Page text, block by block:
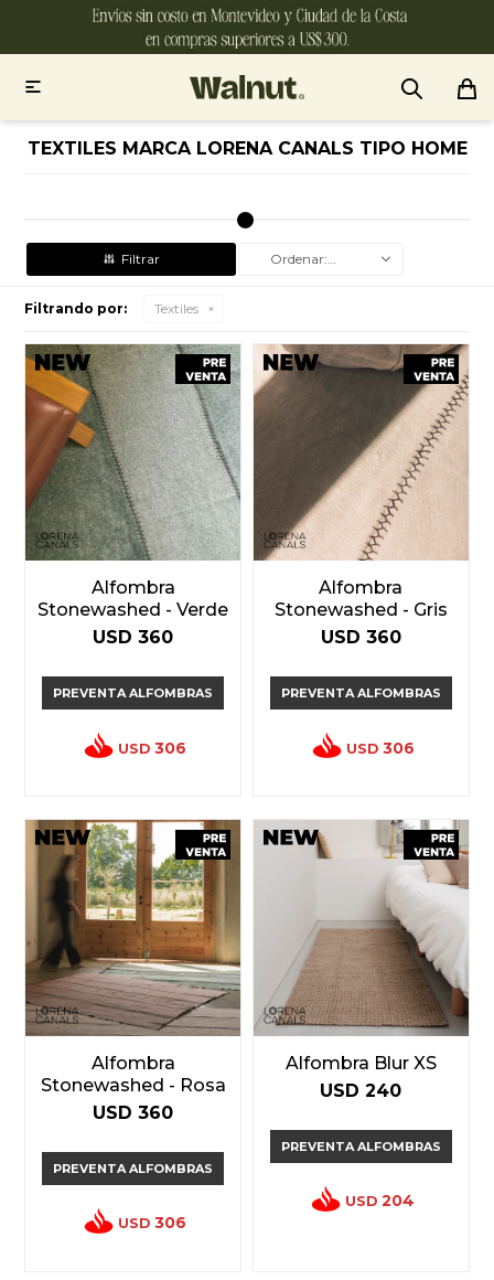

TEXTILES MARCA LORENA CANALS TIPO HOME
Recomendados
Filtrando por: Textiles
Alfombra
Stonewashed - Verde
USD 360
PREVENTA ALFOMBRAS
USD 306
Alfombra
Stonewashed - Gris
USD 360
PREVENTA ALFOMBRAS
USD 306
Alfombra
Stonewashed - Rosa
USD 360
PREVENTA ALFOMBRAS
USD 306
Alfombra Blur XS
USD 240
PREVENTA ALFOMBRAS
USD 204